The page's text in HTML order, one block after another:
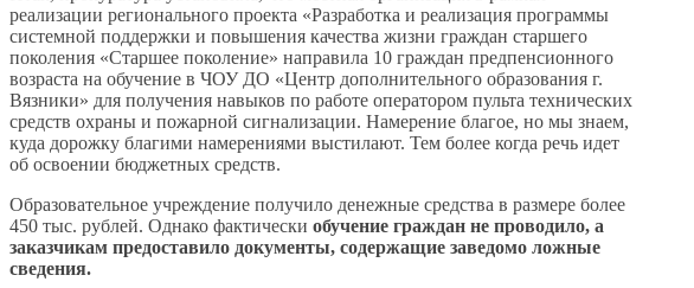
реализации регионального проекта «Разработка и реализация программы
системной поддержки и повышения качества жизни граждан старшего
поколения «Старшее поколение» направила 10 граждан предпенсионного
возраста на обучение в ЧОУ ДО «Центр дополнительного образования г.
Вязники» для получения навыков по работе оператором пульта технических
средств охраны и пожарной сигнализации. Намерение благое, но мы знаем,
куда дорожку благими намерениями выстилают. Тем более когда речь идет
об освоении бюджетных средств.
Образовательное учреждение получило денежные средства в размере более
450 тыс. рублей. Однако фактически обучение граждан не проводило, а
заказчикам предоставило документы, содержащие заведомо ложные
сведения.